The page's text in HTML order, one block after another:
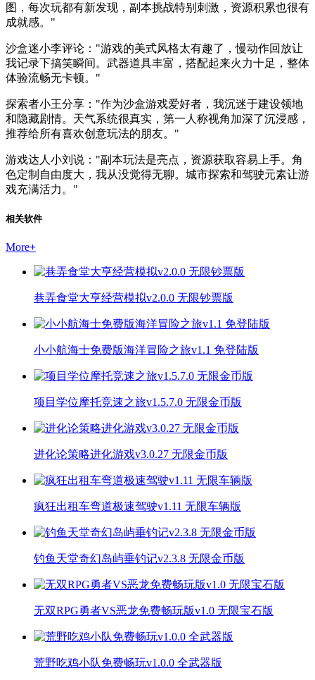
图，每次玩都有新发现，副本挑战特别刺激，资源积累也很有
成就感。"
沙盒迷小李评论："游戏的美式风格太有趣了，慢动作回放让
我记录下搞笑瞬间。武器道具丰富，搭配起来火力十足，整体
体验流畅无卡顿。"
探索者小王分享："作为沙盒游戏爱好者，我沉迷于建设领地
和隐藏剧情。天气系统很真实，第一人称视角加深了沉浸感，
推荐给所有喜欢创意玩法的朋友。"
游戏达人小刘说："副本玩法是亮点，资源获取容易上手。角
色定制自由度大，我从没觉得无聊。城市探索和驾驶元素让游
戏充满活力。"
相关软件
More+
巷弄食堂大亨经营模拟v2.0.0 无限钞票版
小小航海士免费版海洋冒险之旅v1.1 免登陆版
项目学位摩托竞速之旅v1.5.7.0 无限金币版
进化论策略进化游戏v3.0.27 无限金币版
疯狂出租车弯道极速驾驶v1.11 无限车辆版
钓鱼天堂奇幻岛屿垂钓记v2.3.8 无限金币版
无双RPG勇者VS恶龙免费畅玩版v1.0 无限宝石版
荒野吃鸡小队免费畅玩v1.0.0 全武器版